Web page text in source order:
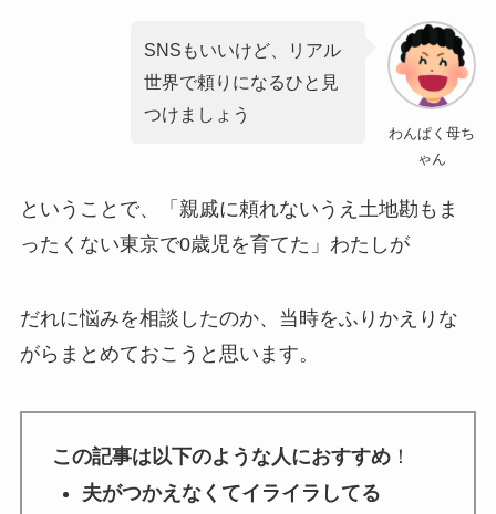
わんぱく母ち
ゃん
SNSもいいけど、リアル
世界で頼りになるひと見
つけましょう
ということで、「親戚に頼れないうえ土地勘もま
ったくない東京で0歳児を育てた」わたしが
だれに悩みを相談したのか、当時をふりかえりな
がらまとめておこうと思います。
この記事は以下のような人におすすめ！
夫がつかえなくてイライラしてる